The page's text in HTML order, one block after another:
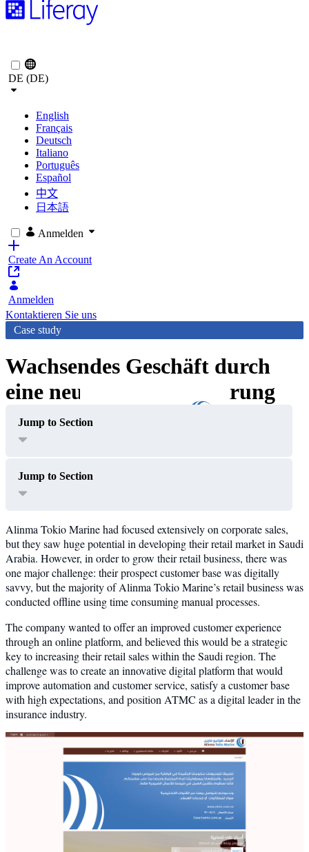
DE (DE)
English
Français
Deutsch
Italiano
Português
Español
中文
日本語
Anmelden
Create An Account
Anmelden
Kontaktieren Sie uns
Case study
Wachsendes Geschäft durch
eine neue digitale Erfahrung
Jump to Section
Jump to Section
Alinma Tokio Marine had focused extensively on corporate sales,
but they saw huge potential in developing their retail market in Saudi
Arabia. However, in order to grow their retail business, there was
one major challenge: their prospect customer base was digitally
savvy, but the majority of Alinma Tokio Marine’s retail business was
conducted offline using time consuming manual processes.
The company wanted to offer an improved customer experience
through an online platform, and believed this would be a strategic
key to increasing their retail sales within the Saudi region. The
challenge was to create an innovative digital platform that would
improve automation and customer service, satisfy a customer base
with high expectations, and position ATMC as a digital leader in the
insurance industry.